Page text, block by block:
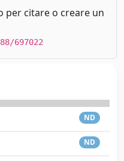
per citare o creare un
697022
ND
ND